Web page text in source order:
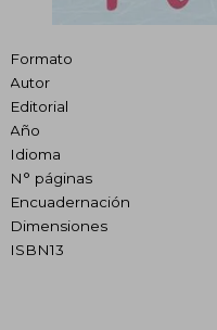
Formato
Autor
Editorial
Año
Idioma
N° páginas
Encuadernación
Dimensiones
ISBN13